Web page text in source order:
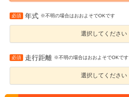
必須 年式 ※不明の場合はおおよそでOKです
選択してください
必須 走行距離 ※不明の場合はおおよそでOKです
選択してください